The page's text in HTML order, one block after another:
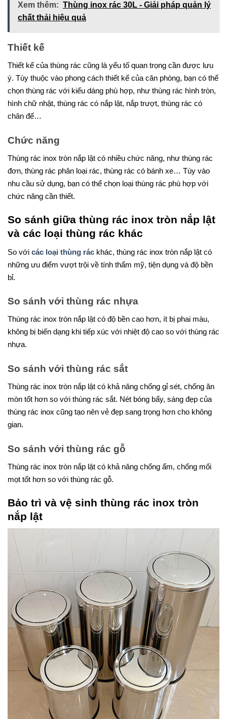
Xem thêm: Thùng inox rác 30L - Giải pháp quản lý
chất thải hiệu quả
Thiết kế
Thiết kế của thùng rác cũng là yếu tố quan trọng cần được lưu
ý. Tùy thuộc vào phong cách thiết kế của căn phòng, bạn có thể
chọn thùng rác với kiểu dáng phù hợp, như thùng rác hình tròn,
hình chữ nhật, thùng rác có nắp lật, nắp trượt, thùng rác có
chân đế…
Chức năng
Thùng rác inox tròn nắp lật có nhiều chức năng, như thùng rác
đơn, thùng rác phân loại rác, thùng rác có bánh xe… Tùy vào
nhu cầu sử dụng, bạn có thể chọn loại thùng rác phù hợp với
chức năng cần thiết.
So sánh giữa thùng rác inox tròn nắp lật
và các loại thùng rác khác
So với các loại thùng rác khác, thùng rác inox tròn nắp lật có
những ưu điểm vượt trội về tính thẩm mỹ, tiện dụng và độ bền
bỉ.
So sánh với thùng rác nhựa
Thùng rác inox tròn nắp lật có độ bền cao hơn, ít bị phai màu,
không bị biến dạng khi tiếp xúc với nhiệt độ cao so với thùng rác
nhựa.
So sánh với thùng rác sắt
Thùng rác inox tròn nắp lật có khả năng chống gỉ sét, chống ăn
mòn tốt hơn so với thùng rác sắt. Nét bóng bẩy, sáng đẹp của
thùng rác inox cũng tạo nên vẻ đẹp sang trọng hơn cho không
gian.
So sánh với thùng rác gỗ
Thùng rác inox tròn nắp lật có khả năng chống ẩm, chống mối
mọt tốt hơn so với thùng rác gỗ.
Bảo trì và vệ sinh thùng rác inox tròn
nắp lật